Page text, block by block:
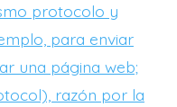
protocolo y
para enviar
una página web;
razón por la